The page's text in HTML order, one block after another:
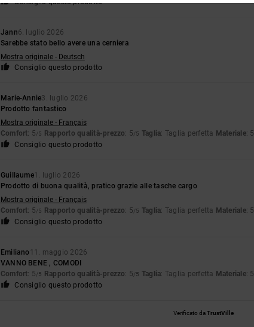
Consiglio questo prodotto
Jann6. luglio 2026
Sarebbe stato bello avere una cerniera
Mostra originale - Deutsch
Consiglio questo prodotto
Marie-Annie3. luglio 2026
Prodotto fantastico
Mostra originale - Français
Comfort: 5/5 Rapporto qualità-prezzo: 5/5 Taglia: Taglia perfetta Materiale: 5
Consiglio questo prodotto
Guillaume1. luglio 2026
Prodotto di buona qualità, pratico grazie alle tasche cargo
Mostra originale - Français
Comfort: 5/5 Rapporto qualità-prezzo: 5/5 Taglia: Taglia perfetta Materiale: 5
Consiglio questo prodotto
Emiliano11. maggio 2026
VANNO BENE , COMODI
Comfort: 5/5 Rapporto qualità-prezzo: 5/5 Taglia: Taglia perfetta Materiale: 5
Consiglio questo prodotto
Verificato daTrustVille